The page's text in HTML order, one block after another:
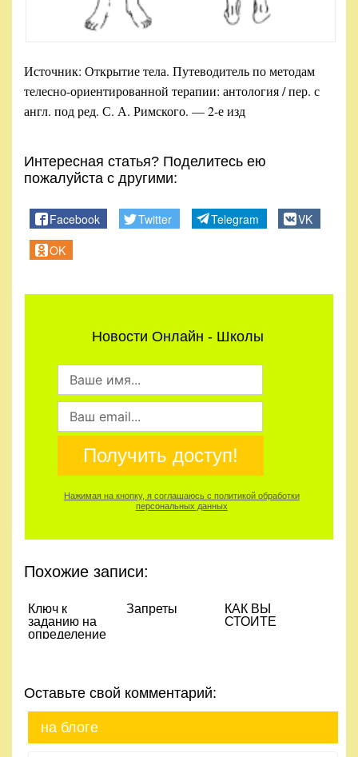
Источник: Открытие тела. Путеводитель по методам
телесно-ориентированной терапии: антология / пер. с
англ. под ред. С. А. Римского. — 2-е изд
Интересная статья? Поделитесь ею
пожалуйста с другими:
Facebook Twitter Telegram
VK
OK
Новости Онлайн - Школы
Получить доступ!
Нажимая на кнопку, я соглашаюсь с политикой обработки
персональных данных
Похожие записи:
Ключ к
заданию на
определение
Запреты
КАК ВЫ
СТОИТЕ
Оставьте свой комментарий:
на блоге